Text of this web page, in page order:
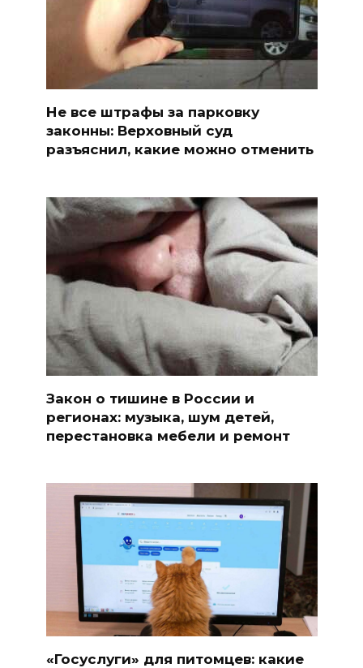
Не все штрафы за парковку
законны: Верховный суд
разъяснил, какие можно отменить
Закон о тишине в России и
регионах: музыка, шум детей,
перестановка мебели и ремонт
«Госуслуги» для питомцев: какие